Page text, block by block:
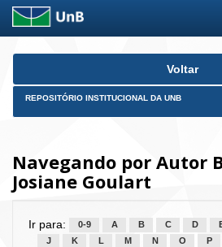
Skip
Voltar
REPOSITÓRIO INSTITUCIONAL DA UNB
Navegando por Autor
Josiane Goulart
Ir para: 0-9 A B C D
J
K L M N O P